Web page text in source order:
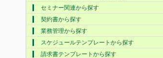
セミナー関連から探す
契約書から探す
業務管理から探す
スケジュールテンプレートから探す
請求書テンプレートから探す